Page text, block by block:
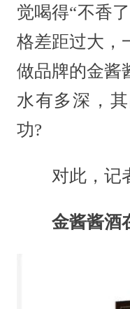
觉喝得“不香
格差距过大，
做品牌的金酱
水有多深，
功?
对此，记者
金酱酱酒在